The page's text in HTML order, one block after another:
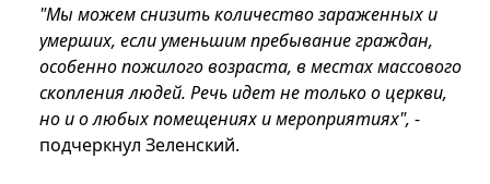
"Мы можем снизить количество зараженных и
умерших, если уменьшим пребывание граждан,
особенно пожилого возраста, в местах массового
скопления людей. Речь идет не только о церкви,
но и о любых помещениях и мероприятиях", -
подчеркнул Зеленский.